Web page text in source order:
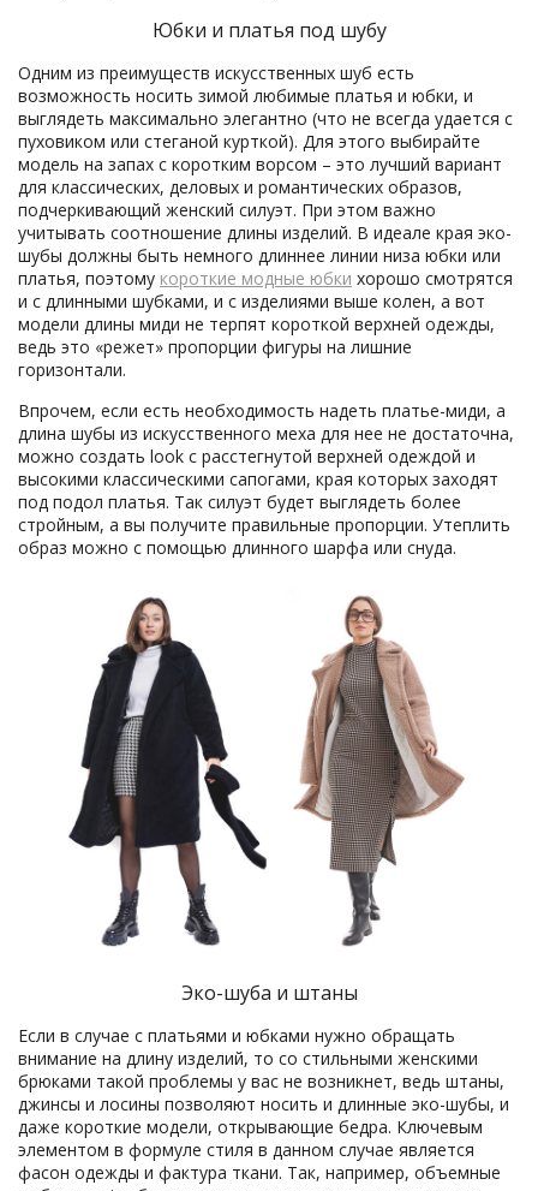
Юбки и платья под шубу
Одним из преимуществ искусственных шуб есть
возможность носить зимой любимые платья и юбки, и
выглядеть максимально элегантно (что не всегда удается с
пуховиком или стеганой курткой). Для этого выбирайте
модель на запах с коротким ворсом – это лучший вариант
для классических, деловых и романтических образов,
подчеркивающий женский силуэт. При этом важно
учитывать соотношение длины изделий. В идеале края эко-
шубы должны быть немного длиннее линии низа юбки или
платья, поэтому короткие модные юбки хорошо смотрятся
и с длинными шубками, и с изделиями выше колен, а вот
модели длины миди не терпят короткой верхней одежды,
ведь это «режет» пропорции фигуры на лишние
горизонтали.
Впрочем, если есть необходимость надеть платье-миди, а
длина шубы из искусственного меха для нее не достаточна,
можно создать look с расстегнутой верхней одеждой и
высокими классическими сапогами, края которых заходят
под подол платья. Так силуэт будет выглядеть более
стройным, а вы получите правильные пропорции. Утеплить
образ можно с помощью длинного шарфа или снуда.
Эко-шуба и штаны
Если в случае с платьями и юбками нужно обращать
внимание на длину изделий, то со стильными женскими
брюками такой проблемы у вас не возникнет, ведь штаны,
джинсы и лосины позволяют носить и длинные эко-шубы, и
даже короткие модели, открывающие бедра. Ключевым
элементом в формуле стиля в данном случае является
фасон одежды и фактура ткани. Так, например, объемные